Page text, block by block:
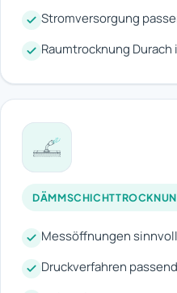
Stromversorgung
Raumtrocknung
Messöffnungen
Druckverfahren